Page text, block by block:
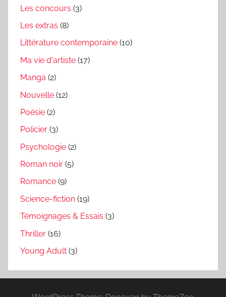
Les concours (3)
Les extras (8)
Littérature contemporaine (10)
Ma vie d'artiste (17)
Manga (2)
Nouvelle (12)
Poésie (2)
Policier (3)
Psychologie (2)
Roman noir (5)
Romance (9)
Science-fiction (19)
Témoignages & Essais (3)
Thriller (16)
Young Adult (3)